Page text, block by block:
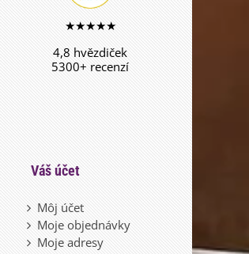
★★★★★
4,8 hvězdiček
5300+ recenzí
Váš účet
Môj účet
Moje objednávky
Moje adresy